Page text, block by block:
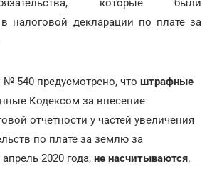
которые были
налоговой декларации по плате за
540 предусмотрено, что штрафные
Кодексом за внесение
отчетности у частей увеличения
по плате за землю за
2020 года, не насчитываются.